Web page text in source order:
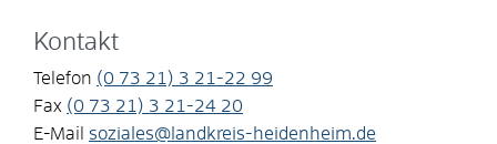
Kontakt
Telefon (0 73 21) 3 21-22 99
Fax (0 73 21) 3 21-24 20
E-Mail soziales@landkreis-heidenheim.de